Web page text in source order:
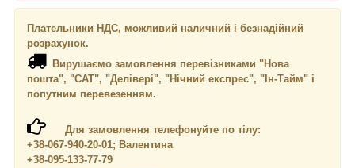
Плательники НДС, можливий наличний і безнадійний
розрахунок.
Вирушаємо замовлення перевізниками "Нова
пошта", "САТ", "Делівері", "Нічний експрес", "Ін-Тайм" і
попутним перевезенням.
Для замовлення телефонуйте по тілу:
+38-067-940-20-01; Валентина
+38-095-133-77-79